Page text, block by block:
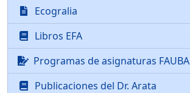
Ecogralia
Libros EFA
Programas de asignaturas FAUBA
Publicaciones del Dr. Arata